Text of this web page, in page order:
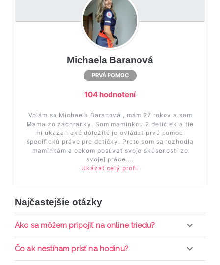
Michaela Baranová
PRVÁ POMOC
104 hodnotení
Volám sa Michaela Baranová , mám 27 rokov a som
Mama zo záchranky. Som maminkou 2 detičiek a tie
mi ukázali aké dôležité je ovládať prvú pomoc,
špecifickú práve pre detičky. Preto som sa rozhodla
maminkám a ockom posúvať svoje skúsenosti zo
svojej práce....
Ukázať celý profil
Najčastejšie otázky
Ako sa môžem pripojiť na online triedu?
Pripojenie do online triedy prebieha priamo cez
Čo ak nestíham prísť na hodinu?